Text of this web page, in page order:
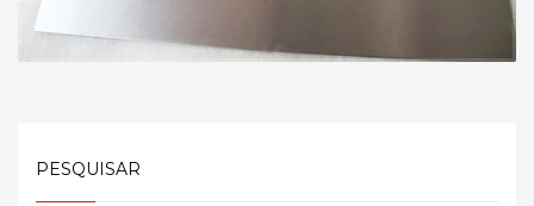
PESQUISAR